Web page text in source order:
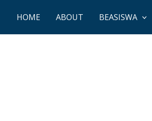
HOME ABOUT BEASISWA